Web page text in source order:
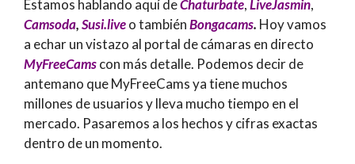
Estamos hablando aquí deChaturbate,LiveJasmin,
Camsoda,Susi.liveo tambiénBongacams. Hoy vamos
a echar un vistazo al portal de cámaras en directo
MyFreeCamscon más detalle. Podemos decir de
antemano que MyFreeCams ya tiene muchos
millones de usuarios y lleva mucho tiempo en el
mercado. Pasaremos a los hechos y cifras exactas
dentro de un momento.